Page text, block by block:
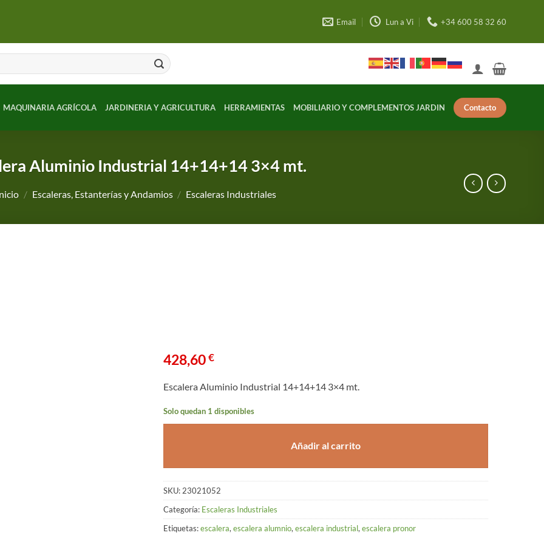
Email Lun a Vi +34 600 58 32 60
MAQUINARIA AGRÍCOLA JARDINERIA Y AGRICULTURA HERRAMIENTAS MOBILIARIO Y COMPLEMENTOS JARDIN Contacto
Aluminio Industrial 14+14+14 3×4 mt.
/ Escaleras, Estanterías y Andamios / Escaleras Industriales
428,60€
Escalera Aluminio Industrial 14+14+14 3×4 mt.
Solo quedan 1 disponibles
Añadir al carrito
SKU: 23021052
Categoría: Escaleras Industriales
Etiquetas:escalera, escalera alumnio, escalera industrial, escalera pronor